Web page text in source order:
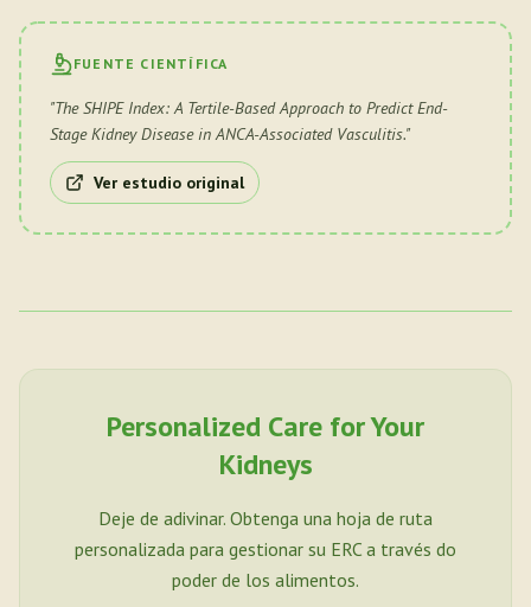
FUENTE CIENTÍFICA
"The SHIPE Index: A Tertile-Based Approach to Predict End-
Stage Kidney Disease in ANCA-Associated Vasculitis."
Ver estudio original
Personalized Care for Your
Kidneys
Deje de adivinar. Obtenga una hoja de ruta
personalizada para gestionar su ERC a través do
poder de los alimentos.